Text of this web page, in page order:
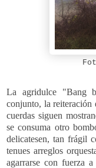
La agridulce "Bang
conjunto, la reiteración
cuerdas siguen
se consuma otro
delicatesen, tan frágil
tenues arreglos
agarrarse con fuerza